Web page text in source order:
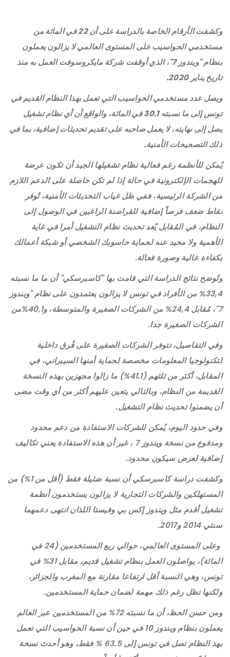
وكشفت الأرقام الخاصة بالدراسة على أن 22 في المائة من
مستخدمي الحواسيب على المستوى العالمي لا يزالون يعملون
بنظام "ويندوز 7"، الذي أوقفت شركة مايكروسوفت العمل به منذ
تاريخ يناير 2020.
ويصل عدد مستخدمي الحواسيب التي تعمل بهذا النظام القديم في
تونس إلى ما نسبته 30.1 في المائة، والواقع أن أي نظام تشغيل
يصل إلى نهايته، لا يعمل صاحبه على تقديم تحديثات إضافية، بما في
ذلك التصحيحات الأمنية.
يُمكن للأنظمة رغم فعالية نظام تشغيلها الجيد أن تكون عرضة
للهجمات الإلكترونية في حالة إذا لم تكن حاصلة على الدعم اللازم
من الشركة الرئيسية، ففي ظل غياب التحديثات الأمنية، تُوفر
نقاط ضعف فرصاً إضافية للقراصنة الراغبين في الوصول إلى
النظام، في المُقابل يُعد تحديث نظام التشغيل أمرا في غاية
الأهمية ولا محيد عنه لحماية حاسوبك الشخصي أو شبكة أعمالك
بكفاءة عالية وصورة فعالة.
وتُوضح نتائج الدراسة التي قامت بها "كاسبرسكي" أن ما ما نسبته
33,4% من الأفراد في تونس لا يزالون يعتمدون على نظام "ويندوز
7"، مُقابل 24,4% من الشركات الصغيرة والمتوسطة، و40,1%من
الشركات الصغيرة جدا.
وفي التفاصيل، تتوفر الشركات الصغيرة على فُرق داخلية
لتكنولوجيا المعلومات مخصصة لحماية أمنها السيبراني، في
المقابل، أكثر من ثلثهم (41.1%) ما زالوا مجهزين بهذه النسخة
القديمة من النظام، وبالتالي يتعين عليهم أكثر من أي وقت مضى
أن يضمنوا تحديث نظام التشغيل.
وفي حدود اليوم، يُمكن للشركات الاستفادة من دعم محدود
ومدفوع من نسخة ويندوز 7 ، غير أن هذه الاستفادة يعني تكاليف
إضافية لعرض سيكون محدود.
وكشفت دراسة كاسبرسكي أن نسبة ضئيلة فقط (أقل من 1%) من
المستهلكين والشركات التجارية لا يزالون يستخدمون أنظمة
تشغيل أقدم مثل ويندوز إكس بي وفيستا اللذان انتهى دعمهما
سنتي 2014 و2017.
وعلى المستوى العالمي، حوالي ربع المستخدمين (24 في
المائة)، يواصلون العمل بنظام تشغيل قديم، مقابل 31% في
تونس، وهي النسبة أقل ارتفاعا مقارنة مع المغرب والجزائر،
ولكنها تظل رغم ذلك مهمة لضمان حماية المستخدمين.
ومن حسن الحظ، أن ما نسبته 72% من المستخدمين عبر العالم
يعملون بنظام ويندوز 10 في حين أن نسبة الحواسيب التي تعمل
بهذ النظام تصل في تونس إلى 63.5 % فقط، وهو أحدث نسخة